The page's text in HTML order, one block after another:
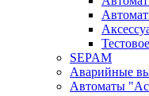
SEPAM
Аварийные
Автоматы